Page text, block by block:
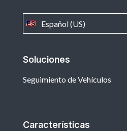
Soluciones
Seguimiento de Vehículos
Características
Español (US)